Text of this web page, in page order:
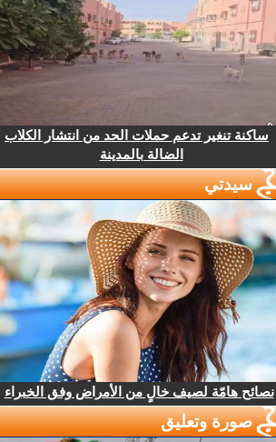
ساكنة تنغير تدعم حملات الحد من انتشار الكلاب
الضالة بالمدينة
سيدتي
نصائح هامّة لصيف خالٍ من الأمراض وفق الخبراء
صورة وتعليق